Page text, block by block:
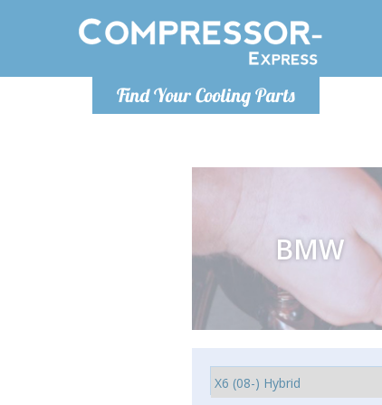
Find Your Cooling Parts
De
BMW